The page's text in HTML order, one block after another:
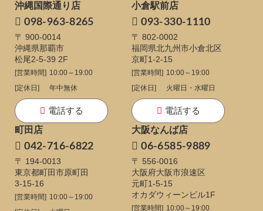
沖縄国際通り店
098-963-8265
〒 900-0014
沖縄県那覇市
松尾2-5-39 2F
[営業時間] 10:00～19:00
[定休日]
年中無休
電話する
小倉駅前店
093-330-1110
〒 802-0002
福岡県北九州市小倉北区
京町1-2-15
[営業時間] 10:00～19:00
[定休日]
火曜日・水曜日
電話する
町田店
042-716-6822
〒 194-0013
東京都町田市原町田
3-15-16
[営業時間] 10:00～19:00
大阪なんば店
06-6585-9889
〒 556-0016
大阪府大阪市浪速区
元町1-5-15
オカダウィーンビル1F
[営業時間] 10:00～19:00